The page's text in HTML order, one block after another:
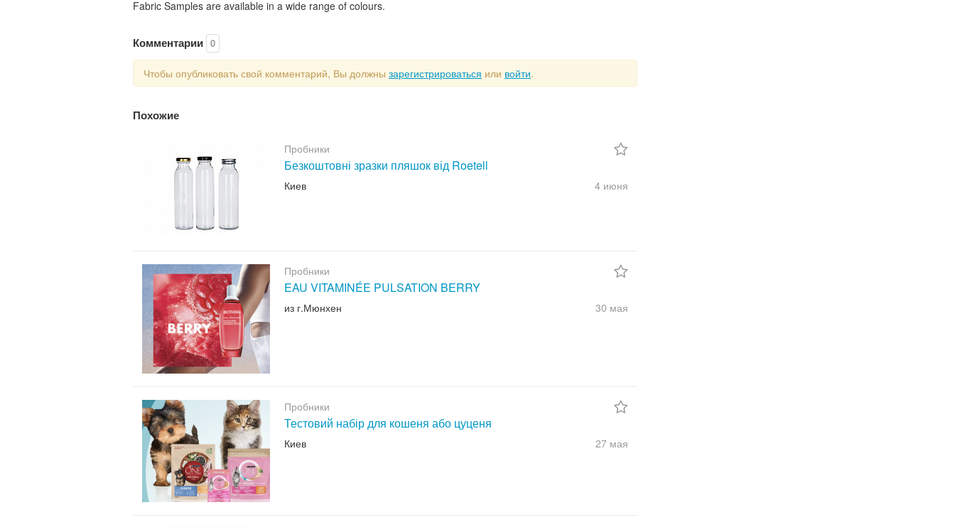
Fabric Samples are available in a wide range of colours.
Комментарии 0
Чтобы опубликовать свой комментарий, Вы должны зарегистрироваться или войти.
Похожие
Пробники
Безкоштовні зразки пляшок від Roetell
Киев 4 июня
Пробники
EAU VITAMINÉE PULSATION BERRY
из г.Мюнхен 30 мая
Пробники
Тестовий набір для кошеня або цуценя
Киев 27 мая